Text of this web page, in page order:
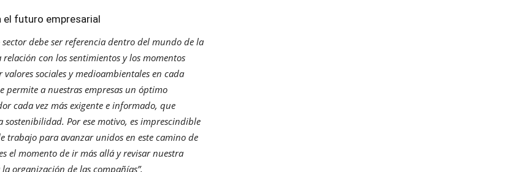
el futuro empresarial
sector debe ser referencia dentro del mundo de la
con los sentimientos y los momentos
sociales y medioambientales en cada
permite a nuestras empresas un óptimo
cada vez más exigente e informado, que
Por ese motivo, es imprescindible
trabajo para avanzar unidos en este camino de
el momento de ir más allá y revisar nuestra
organización de las compañías”.